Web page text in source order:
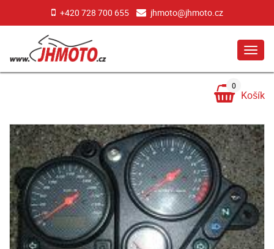
+420 728 700 655 jhmoto@jhmoto.cz
Košík
0